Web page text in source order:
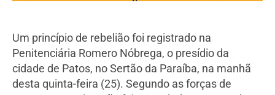
Um princípio de rebelião foi registrado na
Penitenciária Romero Nóbrega, o presídio da
cidade de Patos, no Sertão da Paraíba, na manhã
desta quinta-feira (25). Segundo as forças de